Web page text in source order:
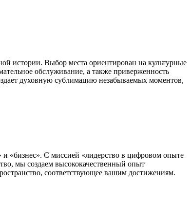
истории. Выбор места ориентирован на культурные
обслуживание, а также приверженность
духовную сублимацию незабываемых моментов,
и «бизнес». С миссией «лидерство в цифровом опыте
мы создаем высококачественный опыт
соответствующее вашим достижениям.